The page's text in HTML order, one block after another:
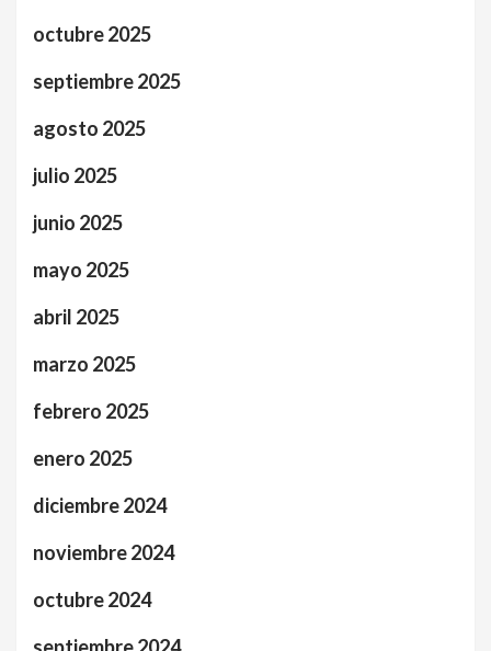
octubre 2025
septiembre 2025
agosto 2025
julio 2025
junio 2025
mayo 2025
abril 2025
marzo 2025
febrero 2025
enero 2025
diciembre 2024
noviembre 2024
octubre 2024